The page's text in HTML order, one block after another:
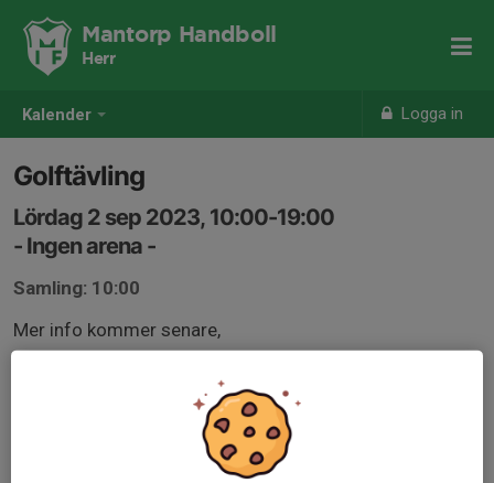
Kalender Logga in
Mantorp Handboll
Herr
Golftävling
Lördag 2 sep 2023, 10:00-19:00
- Ingen arena -
Samling: 10:00
Mer info kommer senare,